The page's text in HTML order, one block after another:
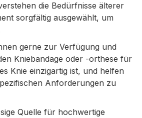
die Bedürfnisse älterer
sorgfältig ausgewählt, um
gerne zur Verfügung und
Kniebandage oder -orthese für
Knie einzigartig ist, und helfen
Anforderungen zu
Quelle für hochwertige